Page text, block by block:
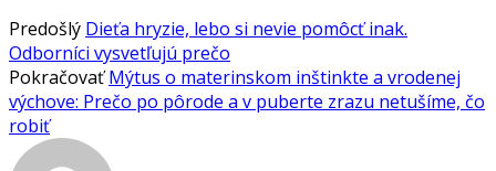
Predošlý Dieťa hryzie, lebo si nevie pomôcť inak.
Odborníci vysvetľujú prečo
Pokračovať Mýtus o materinskom inštinkte a vrodenej
výchove: Prečo po pôrode a v puberte zrazu netušíme, čo
robiť